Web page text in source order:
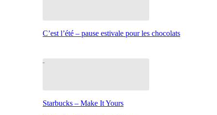
C’est l’été – pause estivale pour les chocolats
Starbucks – Make It Yours